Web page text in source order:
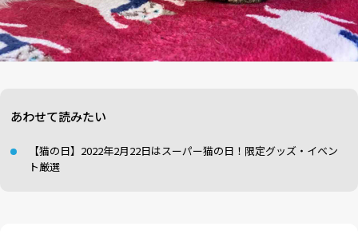
あわせて読みたい
【猫の日】2022年2月22日はスーパー猫の日！限定グッズ・イベン
ト厳選